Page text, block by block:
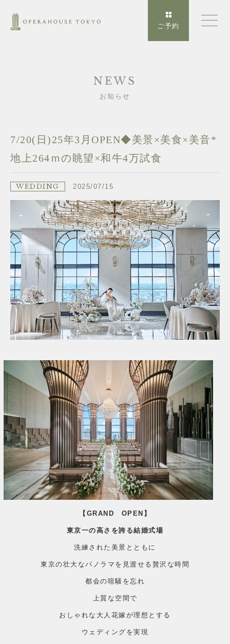
ご予約
NEWS
お知らせ
7/20(日)25年3月OPEN◆美景×美食×美音*
地上264ｍの眺望×和牛4万試食
WEDDING 2025/07/15
【GRAND OPEN】
東京一の高さを誇る結婚式場
洗練された美景とともに
東京の壮大なパノラマを見渡せる贅沢な時間
都会の喧騒を忘れ
上質な空間で
おしゃれな大人花嫁が理想とする
ウェディングを実現